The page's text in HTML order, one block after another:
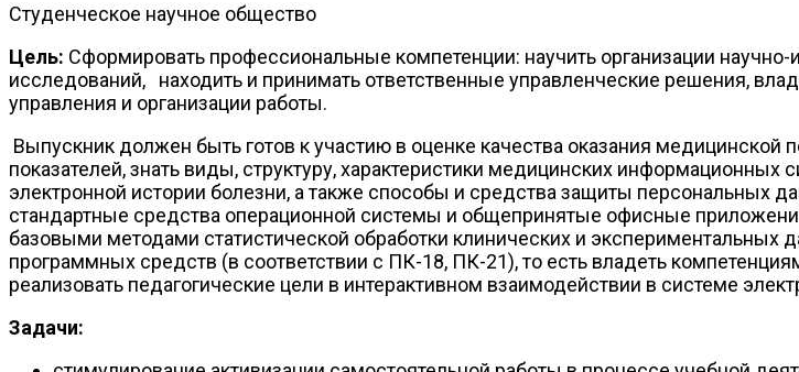
Студенческое научное общество
Цель: Сформировать профессиональные компетенции: научить организации
исследований, находить и принимать ответственные управленческие решения,
управления и организации работы.
Выпускник должен быть готов к участию в оценке качества оказания
показателей, знать виды, структуру, характеристики медицинских
электронной истории болезни, а также способы и средства защиты персональных
стандартные средства операционной системы и общепринятые офисные
базовыми методами статистической обработки клинических и
программных средств (в соответствии с ПК-18, ПК-21), то есть владеть
реализовать педагогические цели в интерактивном взаимодействии в системе
Задачи: